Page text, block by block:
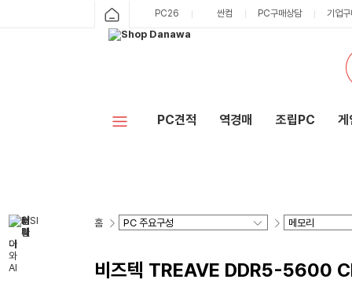
PC26 싼컴 PC구매상담 기업
PC견적 역경매 조립PC 게
홈
비즈텍 TREAVE DDR5-5600